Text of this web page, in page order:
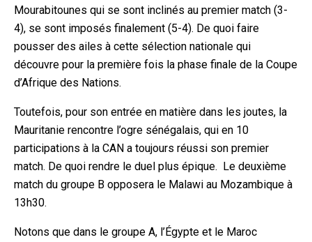
Mourabitounes qui se sont inclinés au premier match (3-
4), se sont imposés finalement (5-4). De quoi faire
pousser des ailes à cette sélection nationale qui
découvre pour la première fois la phase finale de la Coupe
d’Afrique des Nations.
Toutefois, pour son entrée en matière dans les joutes, la
Mauritanie rencontre l’ogre sénégalais, qui en 10
participations à la CAN a toujours réussi son premier
match. De quoi rendre le duel plus épique. Le deuxième
match du groupe B opposera le Malawi au Mozambique à
13h30.
Notons que dans le groupe A, l’Égypte et le Maroc